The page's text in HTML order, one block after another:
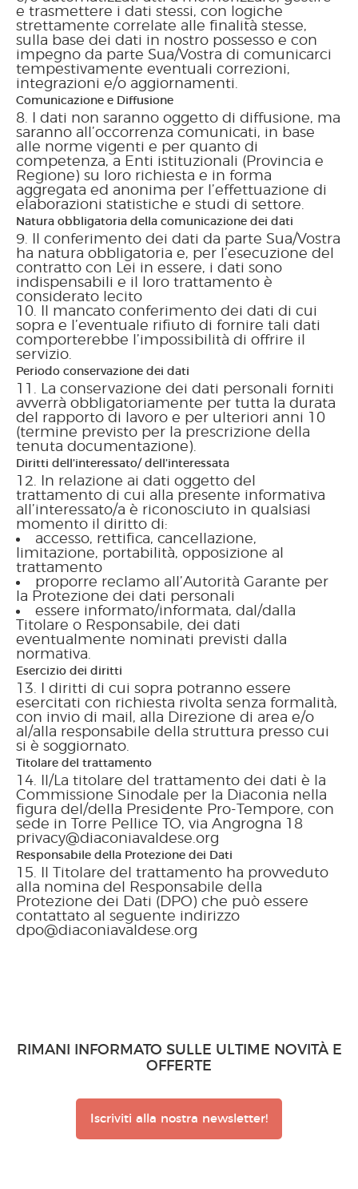
e trasmettere i dati stessi, con logiche
strettamente correlate alle finalità stesse,
sulla base dei dati in nostro possesso e con
impegno da parte Sua/Vostra di comunicarci
tempestivamente eventuali correzioni,
integrazioni e/o aggiornamenti.
Comunicazione e Diffusione
I dati non saranno oggetto di diffusione, ma
saranno all’occorrenza comunicati, in base
alle norme vigenti e per quanto di
competenza, a Enti istituzionali (Provincia e
Regione) su loro richiesta e in forma
aggregata ed anonima per l’effettuazione di
elaborazioni statistiche e studi di settore.
Natura obbligatoria della comunicazione dei dati
Il conferimento dei dati da parte Sua/Vostra
ha natura obbligatoria e, per l’esecuzione del
contratto con Lei in essere, i dati sono
indispensabili e il loro trattamento è
considerato lecito
Il mancato conferimento dei dati di cui
sopra e l’eventuale rifiuto di fornire tali dati
comporterebbe l’impossibilità di offrire il
servizio.
Periodo conservazione dei dati
La conservazione dei dati personali forniti
avverrà obbligatoriamente per tutta la durata
del rapporto di lavoro e per ulteriori anni 10
(termine previsto per la prescrizione della
tenuta documentazione).
Diritti dell’interessato/ dell’interessata
In relazione ai dati oggetto del
trattamento di cui alla presente informativa
all’interessato/a è riconosciuto in qualsiasi
momento il diritto di:
accesso, rettifica, cancellazione,
limitazione, portabilità, opposizione al
trattamento
proporre reclamo all’Autorità Garante per
la Protezione dei dati personali
essere informato/informata, dal/dalla
Titolare o Responsabile, dei dati
eventualmente nominati previsti dalla
normativa.
Esercizio dei diritti
I diritti di cui sopra potranno essere
esercitati con richiesta rivolta senza formalità,
con invio di mail, alla Direzione di area e/o
al/alla responsabile della struttura presso cui
si è soggiornato.
Titolare del trattamento
Il/La titolare del trattamento dei dati è la
Commissione Sinodale per la Diaconia nella
figura del/della Presidente Pro-Tempore, con
sede in Torre Pellice TO, via Angrogna 18
privacy@diaconiavaldese.org
Responsabile della Protezione dei Dati
Il Titolare del trattamento ha provveduto
alla nomina del Responsabile della
Protezione dei Dati (DPO) che può essere
contattato al seguente indirizzo
dpo@diaconiavaldese.org
RIMANI INFORMATO SULLE ULTIME NOVITÀ E
OFFERTE
Iscriviti alla nostra newsletter!